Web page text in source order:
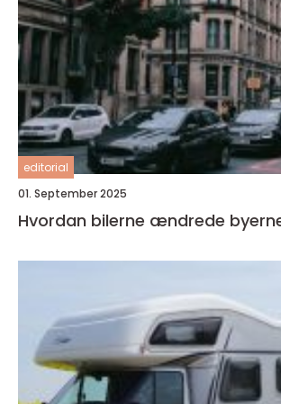
editorial
01. September 2025
Hvordan bilerne ændrede